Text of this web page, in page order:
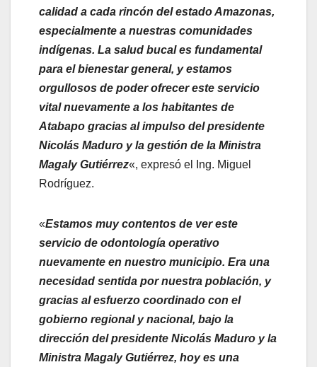
calidad a cada rincón del estado Amazonas,
especialmente a nuestras comunidades
indígenas. La salud bucal es fundamental
para el bienestar general, y estamos
orgullosos de poder ofrecer este servicio
vital nuevamente a los habitantes de
Atabapo gracias al impulso del presidente
Nicolás Maduro y la gestión de la Ministra
Magaly Gutiérrez«, expresó el Ing. Miguel
Rodríguez.
«Estamos muy contentos de ver este
servicio de odontología operativo
nuevamente en nuestro municipio. Era una
necesidad sentida por nuestra población, y
gracias al esfuerzo coordinado con el
gobierno regional y nacional, bajo la
dirección del presidente Nicolás Maduro y la
Ministra Magaly Gutiérrez, hoy es una